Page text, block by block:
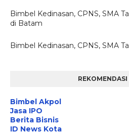
Bimbel Kedinasan, CPNS, SMA
di Batam
Bimbel Kedinasan, CPNS, SMA
Bimbel Akpol
Jasa IPO
Berita Bisnis
ID News Kota